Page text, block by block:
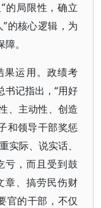
的局限性，确立
的核心逻辑，为
。
果运用。政绩考
书记指出，“用好
、主动性、创造
和领导干部奖惩
实际、说实话、
亏，而且受到鼓
章、搞劳民伤财
官的干部，不仅